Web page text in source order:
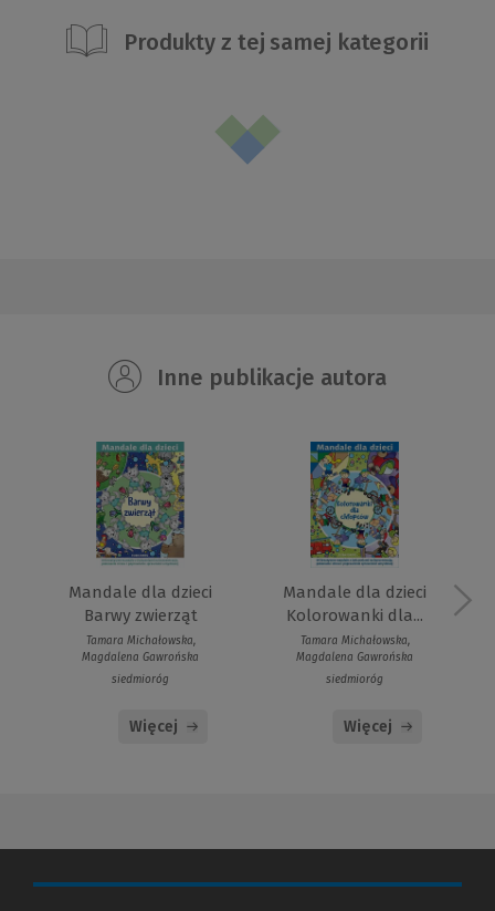
Produkty z tej samej kategorii
Inne publikacje autora
Mandale dla dzieci
Barwy zwierząt
Tamara Michałowska,
Magdalena Gawrońska
siedmioróg
Więcej
Mandale dla dzieci
Kolorowanki dla...
Tamara Michałowska,
Magdalena Gawrońska
siedmioróg
Więcej